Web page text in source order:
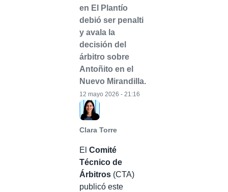
en El Plantío
debió ser penalti
y avala la
decisión del
árbitro sobre
Antoñito en el
Nuevo Mirandilla.
Clara Torre
12 mayo 2026 - 21:16
El Comité
Técnico de
Árbitros (CTA)
publicó este